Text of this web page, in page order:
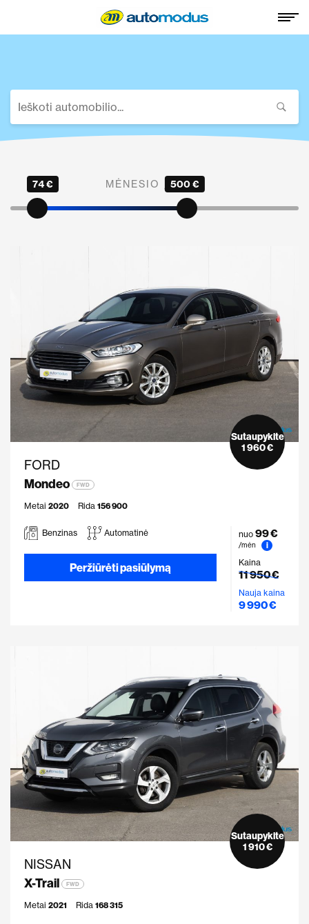
MĖNESIO ĮMOKA
74 € 500 €
FORD
Mondeo
FWD
Metai 2020 Rida 156 900
Sutaupykite
1 960 €
Benzinas Automatinė
Peržiūrėti pasiūlymą
nuo 99 €
/mėn
i
Kaina
11 950 €
Nauja kaina
9 990 €
NISSAN
X-Trail
FWD
Metai 2021 Rida 168 315
Sutaupykite
1 910 €